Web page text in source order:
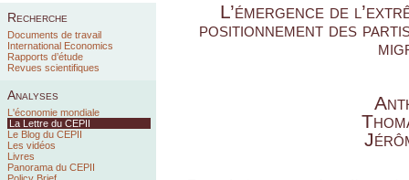
Recherche
Documents de travail
International Economics
Rapports d’étude
Revues scientifiques
Analyses
L'économie mondiale
La Lettre du CEPII
Le Blog du CEPII
Les vidéos
Livres
Panorama du CEPII
L’émergence de
positionnement des